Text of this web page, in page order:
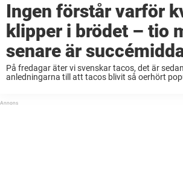
Ingen förstår varför
klipper i brödet – tio
senare är
På fredagar äter vi svenskar tacos, det är
anledningarna till att tacos blivit så oerhört